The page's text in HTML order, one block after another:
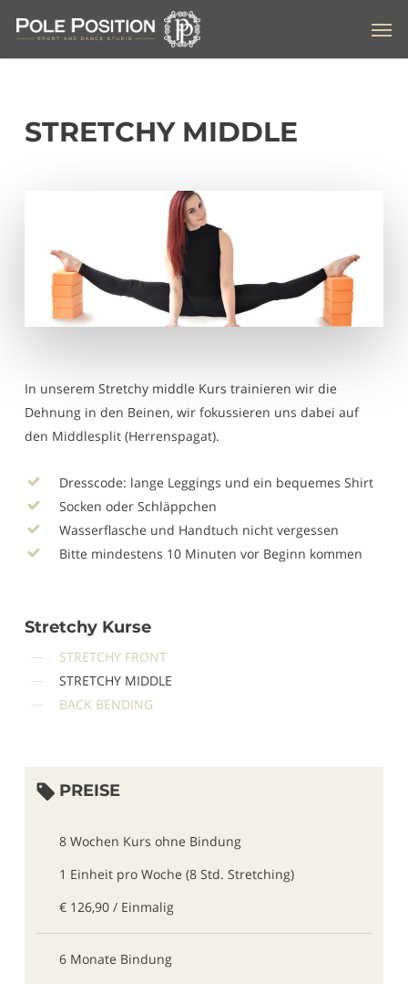
main
STRETCHY MIDDLE
In unserem Stretchy middle Kurs trainieren wir die
Dehnung in den Beinen, wir fokussieren uns dabei auf
den Middlesplit (Herrenspagat).
Dresscode: lange Leggings und ein bequemes Shirt
Socken oder Schläppchen
Wasserflasche und Handtuch nicht vergessen
Bitte mindestens 10 Minuten vor Beginn kommen
Stretchy Kurse
STRETCHY FRONT
STRETCHY MIDDLE
BACK BENDING
PREISE
8 Wochen Kurs ohne Bindung
1 Einheit pro Woche (8 Std. Stretching)
€ 126,90 / Einmalig
6 Monate Bindung